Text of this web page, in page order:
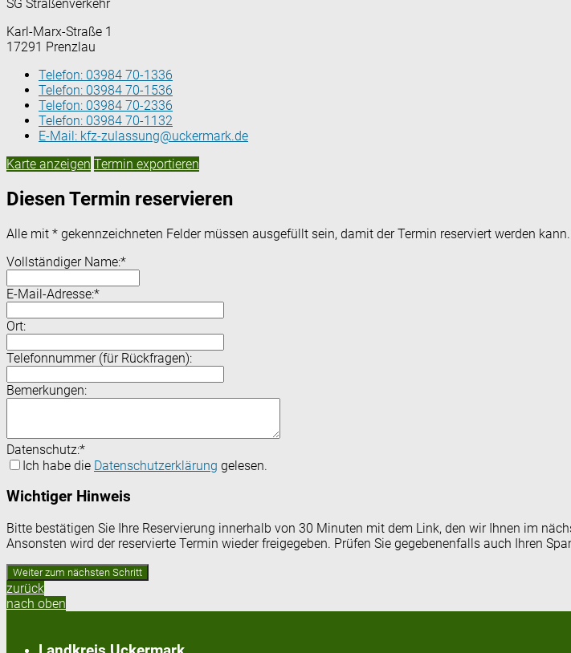
SG Straßenverkehr
Karl-Marx-Straße 1
17291 Prenzlau
Telefon: 03984 70-1336
Telefon: 03984 70-1536
Telefon: 03984 70-2336
Telefon: 03984 70-1132
E-Mail: kfz-zulassung@uckermark.de
Karte anzeigen Termin exportieren
Diesen Termin reservieren
Alle mit * gekennzeichneten Felder müssen ausgefüllt sein, damit der Termin reserviert werden kann.
Vollständiger Name:*
E-Mail-Adresse:*
Ort:
Telefonnummer (für Rückfragen):
Bemerkungen:
Datenschutz:*
Ich habe die Datenschutzerklärung gelesen.
Wichtiger Hinweis
Bitte bestätigen Sie Ihre Reservierung innerhalb von 30 Minuten mit dem Link, den wir Ihnen im
Ansonsten wird der reservierte Termin wieder freigegeben. Prüfen Sie gegebenenfalls auch Ihren
zurück
nach oben